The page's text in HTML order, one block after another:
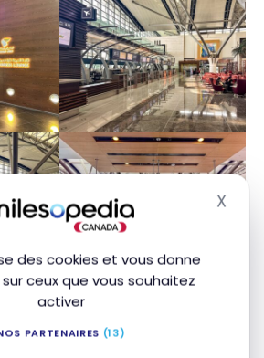
des cookies et vous donne
ceux que vous souhaitez
activer
PARTENAIRES (13)
X